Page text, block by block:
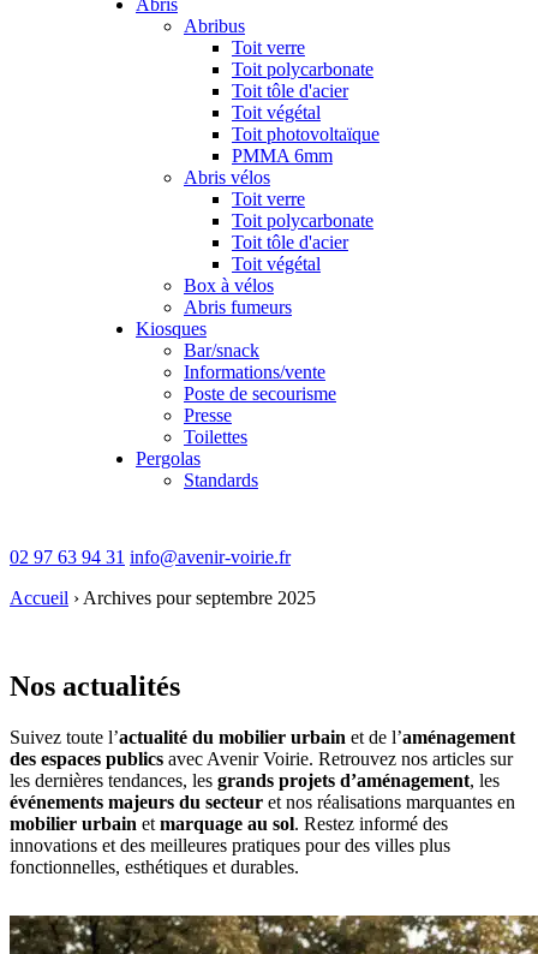
Abris
Abribus
Toit verre
Toit polycarbonate
Toit tôle d'acier
Toit végétal
Toit photovoltaïque
PMMA 6mm
Abris vélos
Toit verre
Toit polycarbonate
Toit tôle d'acier
Toit végétal
Box à vélos
Abris fumeurs
Kiosques
Bar/snack
Informations/vente
Poste de secourisme
Presse
Toilettes
Pergolas
Standards
02 97 63 94 31 info@avenir-voirie.fr
Accueil › Archives pour septembre 2025
Nos actualités
Suivez toute l’actualité du mobilier urbain et de l’aménagement
des espaces publics avec Avenir Voirie. Retrouvez nos articles sur
les dernières tendances, les grands projets d’aménagement, les
événements majeurs du secteur et nos réalisations marquantes en
mobilier urbain et marquage au sol. Restez informé des
innovations et des meilleures pratiques pour des villes plus
fonctionnelles, esthétiques et durables.